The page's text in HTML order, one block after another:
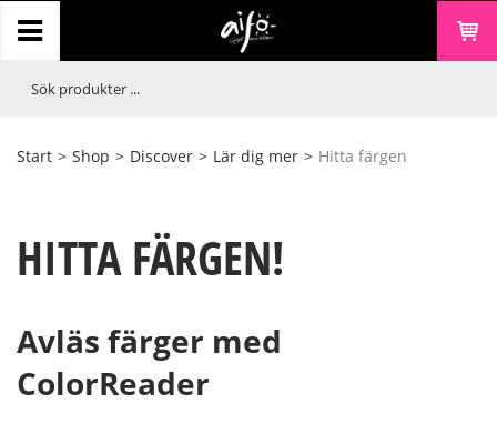
Start > Shop > Discover > Lär dig mer > Hitta färgen
HITTA FÄRGEN!
Avläs färger med
ColorReader